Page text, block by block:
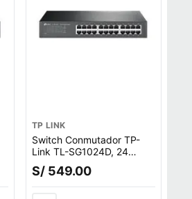
TP LINK
Switch Conmutador TP-
Link TL-SG1024D, 24
puertos Gigabit,
10/100/1000 Mbps, de
escritorio y montaje rack,
S/ 549.00